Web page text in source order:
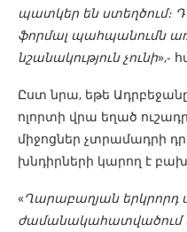
պատկեր են ստեղծում։
ֆորմալ պահպանումն
նշանակություն չունի»,-
Ըստ նրա, եթե
ոլորտի վրա եղած
միջոցներ չտրամադրի
խնդիրների կարող է
«Ղարաբաղյան
ժամանակահատվածում